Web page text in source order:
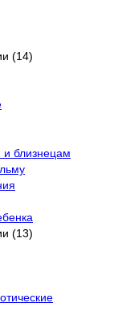
(14)
близнецам
(13)